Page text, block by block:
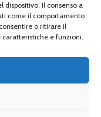
Il consenso a
come il comportamento
o ritirare il
e funzioni.
della Croce
sepolcrodel 1582,
del
inizio della strada
210,00 – Ass